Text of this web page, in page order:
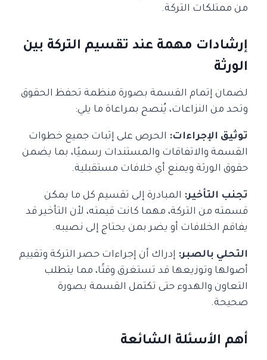
من ممتلكات التركة.
إرشادات مهمة عند تقسيم التركة بين
الورثة
لضمان إتمام القسمة بصورة منظمة تحفظ الحقوق
وتحد من النزاعات، يُنصح بمراعاة ما يلي:
توثيق الإجراءات: الحرص على إثبات جميع خطوات
القسمة والاتفاقات والمستندات رسميًا، بما يضمن
حقوق الورثة ويمنع أي خلافات مستقبلية.
تجنب التأخير: المبادرة إلى تقسيم كل ما يمكن
قسمته من التركة، مهما كانت قيمته، لأن التأخير قد
يفاقم الخلافات أو يضر بمن يحتاج إلى نصيبه.
التحلي بالصبر: إدراك أن إجراءات حصر التركة وتقييم
أصولها وتوزيعها قد تستغرق وقتًا، مما يتطلب
التعاون والهدوء حتى تكتمل القسمة بصورة
صحيحة.
أهم الأسئلة الشائعة